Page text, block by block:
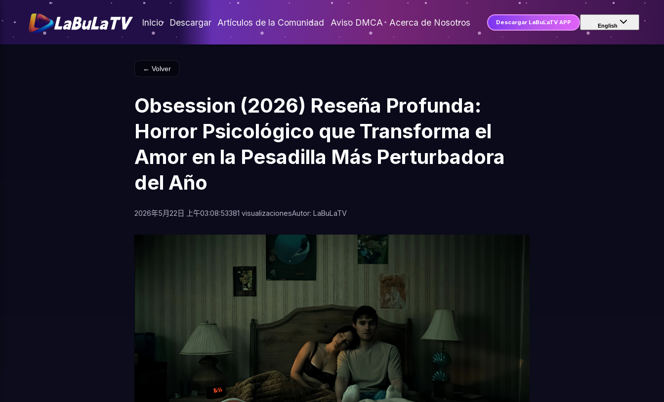
Inicio Descargar Artículos de la Comunidad Aviso DMCA Acerca de Nosotros Descargar LaBuLaTV APP
English
← Volver
Obsession (2026) Reseña Profunda:
Horror Psicológico que Transforma el
Amor en la Pesadilla Más Perturbadora
del Año
2026年5月22日 上午03:08:53381 visualizacionesAutor: LaBuLaTV